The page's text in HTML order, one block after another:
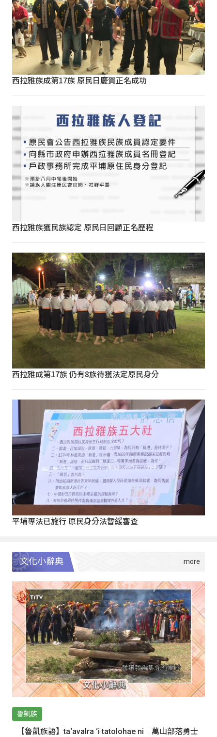
西拉雅族成第17族 原民日慶賀正名成功
西拉雅族獲民族認定 原民日回顧正名歷程
西拉雅成第17族 仍有8族待獲法定原民身分
平埔專法已施行 原民身分法暫緩審查
文化小辭典
魯凱族
【魯凱族語】ta‘avalra ‘i tatolohae ni｜萬山部落勇士